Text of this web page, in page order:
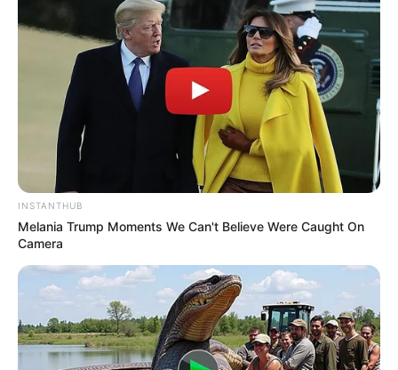
INSTANTHUB
Melania Trump Moments We Can't Believe Were Caught On
Camera